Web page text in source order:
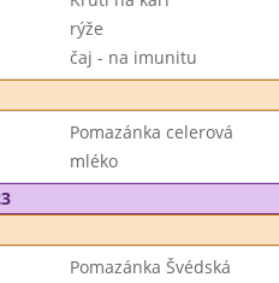
rýže
čaj - na imunitu
Pomazánka celerová
mléko
Pomazánka Švédská